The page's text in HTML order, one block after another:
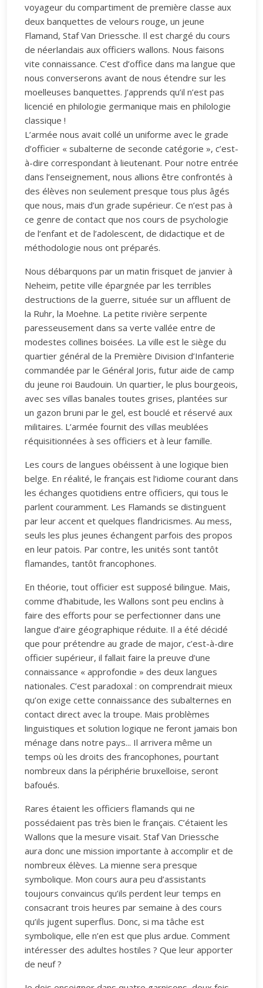
voyageur du compartiment de première classe aux
deux banquettes de velours rouge, un jeune
Flamand, Staf Van Driessche. Il est chargé du cours
de néerlandais aux officiers wallons. Nous faisons
vite connaissance. C’est d’office dans ma langue que
nous converserons avant de nous étendre sur les
moelleuses banquettes. J’apprends qu’il n’est pas
licencié en philologie germanique mais en philologie
classique !
L’armée nous avait collé un uniforme avec le grade
d’officier « subalterne de seconde catégorie », c’est-
à-dire correspondant à lieutenant. Pour notre entrée
dans l’enseignement, nous allions être confrontés à
des élèves non seulement presque tous plus âgés
que nous, mais d’un grade supérieur. Ce n’est pas à
ce genre de contact que nos cours de psychologie
de l’enfant et de l’adolescent, de didactique et de
méthodologie nous ont préparés.
Nous débarquons par un matin frisquet de janvier à
Neheim, petite ville épargnée par les terribles
destructions de la guerre, située sur un affluent de
la Ruhr, la Moehne. La petite rivière serpente
paresseusement dans sa verte vallée entre de
modestes collines boisées. La ville est le siège du
quartier général de la Première Division d’Infanterie
commandée par le Général Joris, futur aide de camp
du jeune roi Baudouin. Un quartier, le plus bourgeois,
avec ses villas banales toutes grises, plantées sur
un gazon bruni par le gel, est bouclé et réservé aux
militaires. L’armée fournit des villas meublées
réquisitionnées à ses officiers et à leur famille.
Les cours de langues obéissent à une logique bien
belge. En réalité, le français est l’idiome courant dans
les échanges quotidiens entre officiers, qui tous le
parlent couramment. Les Flamands se distinguent
par leur accent et quelques flandricismes. Au mess,
seuls les plus jeunes échangent parfois des propos
en leur patois. Par contre, les unités sont tantôt
flamandes, tantôt francophones.
En théorie, tout officier est supposé bilingue. Mais,
comme d’habitude, les Wallons sont peu enclins à
faire des efforts pour se perfectionner dans une
langue d’aire géographique réduite. Il a été décidé
que pour prétendre au grade de major, c’est-à-dire
officier supérieur, il fallait faire la preuve d’une
connaissance « approfondie » des deux langues
nationales. C’est paradoxal : on comprendrait mieux
qu’on exige cette connaissance des subalternes en
contact direct avec la troupe. Mais problèmes
linguistiques et solution logique ne feront jamais bon
ménage dans notre pays... Il arrivera même un
temps où les droits des francophones, pourtant
nombreux dans la périphérie bruxelloise, seront
bafoués.
Rares étaient les officiers flamands qui ne
possédaient pas très bien le français. C’étaient les
Wallons que la mesure visait. Staf Van Driessche
aura donc une mission importante à accomplir et de
nombreux élèves. La mienne sera presque
symbolique. Mon cours aura peu d’assistants
toujours convaincus qu’ils perdent leur temps en
consacrant trois heures par semaine à des cours
qu’ils jugent superflus. Donc, si ma tâche est
symbolique, elle n’en est que plus ardue. Comment
intéresser des adultes hostiles ? Que leur apporter
de neuf ?